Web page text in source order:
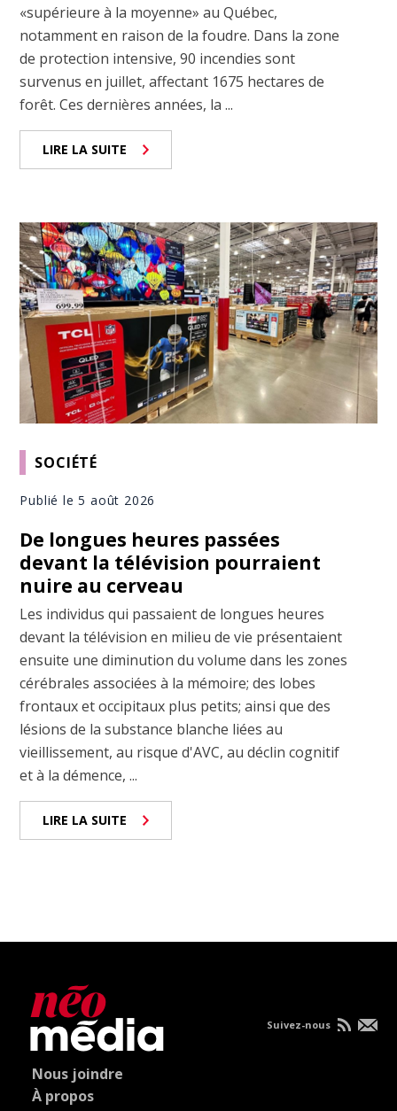
«supérieure à la moyenne» au Québec,
notamment en raison de la foudre. Dans la zone
de protection intensive, 90 incendies sont
survenus en juillet, affectant 1675 hectares de
forêt. Ces dernières années, la ...
LIRE LA SUITE
SOCIÉTÉ
Publié le 5 août 2026
De longues heures passées
devant la télévision pourraient
nuire au cerveau
Les individus qui passaient de longues heures
devant la télévision en milieu de vie présentaient
ensuite une diminution du volume dans les zones
cérébrales associées à la mémoire; des lobes
frontaux et occipitaux plus petits; ainsi que des
lésions de la substance blanche liées au
vieillissement, au risque d'AVC, au déclin cognitif
et à la démence, ...
LIRE LA SUITE
Nous joindre
À propos
Suivez-nous